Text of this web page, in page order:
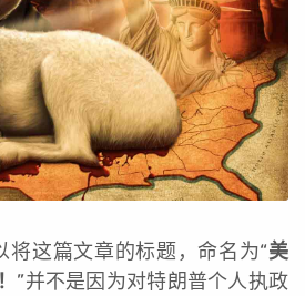
将这篇文章的标题，命名为“美
”并不是因为对特朗普个人执政